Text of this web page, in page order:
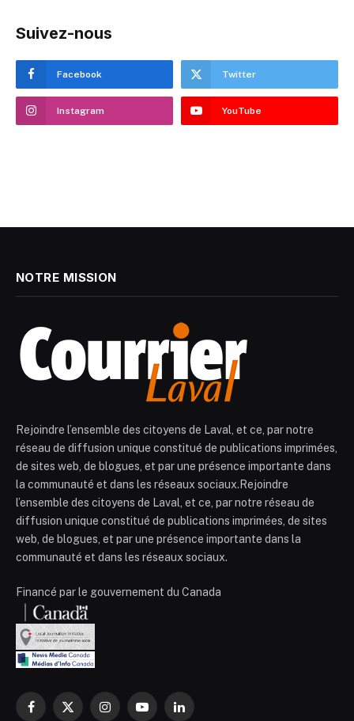
Suivez-nous
Facebook Twitter
Instagram YouTube
NOTRE MISSION
Rejoindre l’ensemble des citoyens de Laval, et ce, par notre
réseau de diffusion unique constitué de publications imprimées,
de sites web, de blogues, et par une présence importante dans
la communauté et dans les réseaux sociaux.Rejoindre
l’ensemble des citoyens de Laval, et ce, par notre réseau de
diffusion unique constitué de publications imprimées, de sites
web, de blogues, et par une présence importante dans la
communauté et dans les réseaux sociaux.
Financé par le gouvernement du Canada
Facebook
X
InstagramYouTubeLinkedIn